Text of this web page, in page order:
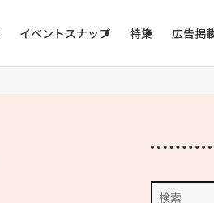
イベントスナップ 特集 広告掲